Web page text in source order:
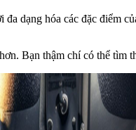
dạng hóa các đặc điểm
Bạn thậm chí có thể